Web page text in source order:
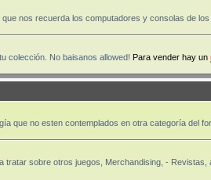
nos recuerda los computadores y consolas de
colección. No baisanos allowed! Para vender hay un
que no esten contemplados en otra categoría del
tratar sobre otros juegos, Merchandising, -